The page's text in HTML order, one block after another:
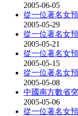
2005-06-05
從一位著名女
2005-05-29
從一位著名女
2005-05-21
從一位著名女
2005-05-15
從一位著名女
2005-05-08
中國南方數省
2005-05-06
從一位著名女